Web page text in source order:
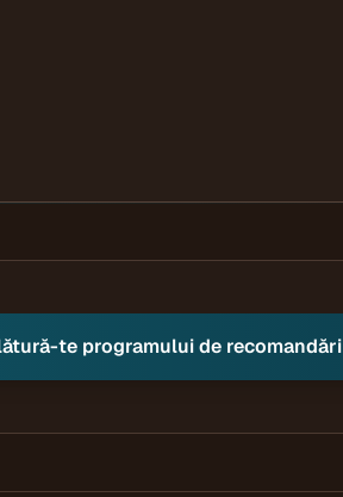
te programului de recomandări